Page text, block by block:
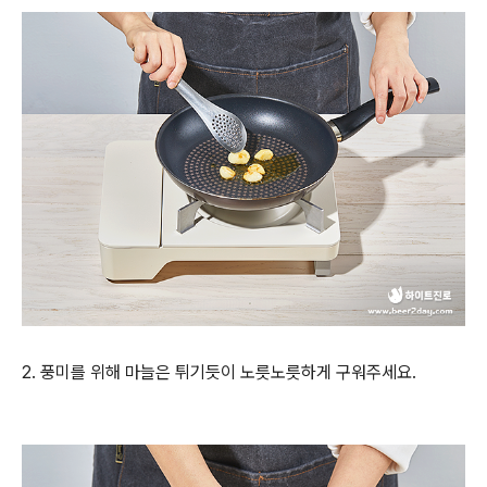
2. 풍미를 위해 마늘은 튀기듯이 노릇노릇하게 구워주세요.